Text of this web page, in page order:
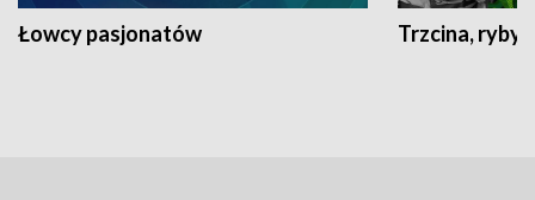
Łowcy pasjonatów Trzcina, ryby